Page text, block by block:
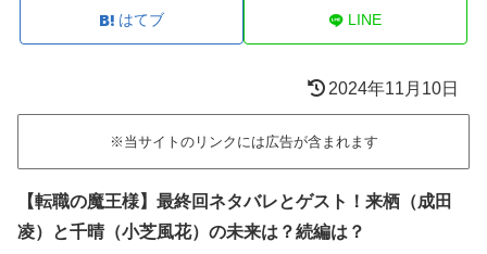
はてブ LINE
2024年11月10日
※当サイトのリンクには広告が含まれます
【転職の魔王様】最終回ネタバレとゲスト！来栖（成田
凌）と千晴（小芝風花）の未来は？続編は？